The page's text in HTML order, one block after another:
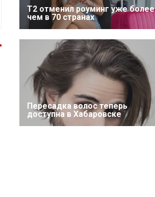
Т2 отменил роуминг уже более
чем в 70 странах
Пересадка волос теперь
доступна в Хабаровске